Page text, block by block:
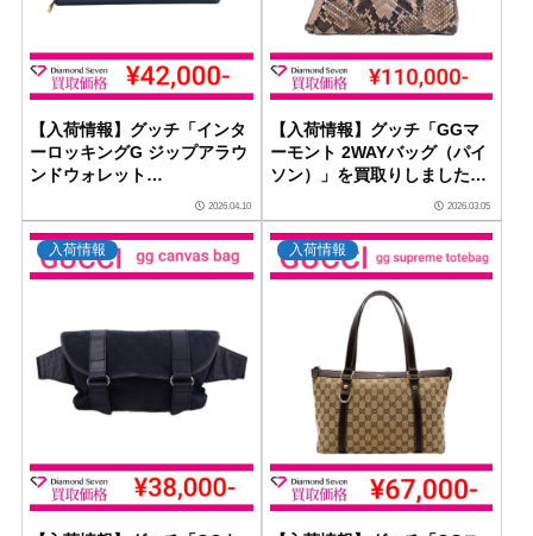
【入荷情報】グッチ「インタ
ーロッキングG ジップアラウ
ンドウォレット
（598543）」を買取りしま
した｜ダイヤモンドセブン
2026.04.10
【入荷情報】グッチ「GGマ
ーモント 2WAYバッグ（パイ
ソン）」を買取りしました｜
2026.03.05
入荷情報 入荷情報